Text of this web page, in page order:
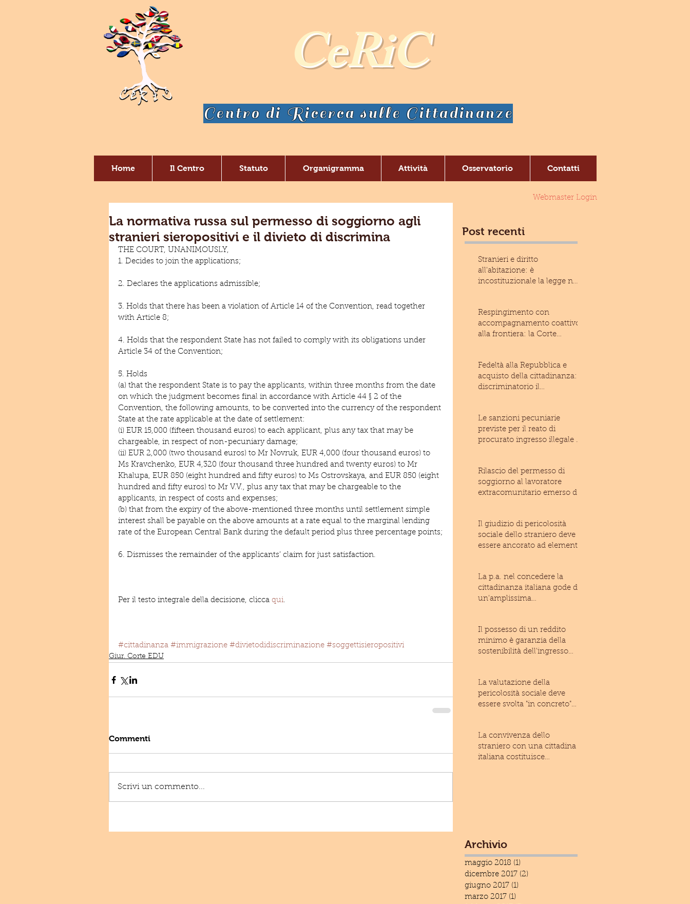
CeRiC
Centro di Ricerca sulle Cittadinanze
Home Il Centro Statuto Organigramma Attività Osservatorio Contatti
La normativa russa sul permesso di soggiorno agli
stranieri sieropositivi e il divieto di discrimina
THE COURT, UNANIMOUSLY,
1. Decides to join the applications;
2. Declares the applications admissible;
3. Holds that there has been a violation of Article 14 of the Convention, read together
with Article 8;
4. Holds that the respondent State has not failed to comply with its obligations under
Article 34 of the Convention;
5. Holds
(a) that the respondent State is to pay the applicants, within three months from the date
on which the judgment becomes final in accordance with Article 44 § 2 of the
Convention, the following amounts, to be converted into the currency of the respondent
State at the rate applicable at the date of settlement:
(i) EUR 15,000 (fifteen thousand euros) to each applicant, plus any tax that may be
chargeable, in respect of non-pecuniary damage;
(ii) EUR 2,000 (two thousand euros) to Mr Novruk, EUR 4,000 (four thousand euros) to
Ms Kravchenko, EUR 4,320 (four thousand three hundred and twenty euros) to Mr
Khalupa, EUR 850 (eight hundred and fifty euros) to Ms Ostrovskaya, and EUR 850 (eight
hundred and fifty euros) to Mr V.V., plus any tax that may be chargeable to the
applicants, in respect of costs and expenses;
(b) that from the expiry of the above-mentioned three months until settlement simple
interest shall be payable on the above amounts at a rate equal to the marginal lending
rate of the European Central Bank during the default period plus three percentage points;
6. Dismisses the remainder of the applicants’ claim for just satisfaction.
Per il testo integrale della decisione, clicca qui.
#cittadinanza #immigrazione #divietodidiscriminazione #soggettisieropositivi
Giur. Corte EDU
Commenti
Scrivi un commento...
Post recenti
Stranieri e diritto
all'abitazione: è
incostituzionale la legge n.
Respingimento con
accompagnamento coattivo
alla frontiera: la Corte
Fedeltà alla Repubblica e
acquisto della cittadinanza: è
discriminatorio il
Le sanzioni pecuniarie
previste per il reato di
procurato ingresso illegale di
Rilascio del permesso di
soggiorno al lavoratore
extracomunitario emerso dal
Il giudizio di pericolosità
sociale dello straniero deve
essere ancorato ad elementi
La p.a. nel concedere la
cittadinanza italiana gode di
un'amplissima
Il possesso di un reddito
minimo è garanzia della
sostenibilità dell'ingresso
La valutazione della
pericolosità sociale deve
essere svolta "in concreto"
La convivenza dello
straniero con una cittadina
italiana costituisce
Archivio
maggio 2018 (1)
dicembre 2017 (2)
giugno 2017 (1)
marzo 2017 (1)
Webmaster Login